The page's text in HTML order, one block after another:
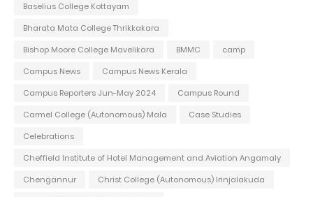
Baselius College Kottayam
Bharata Mata College Thrikkakara
Bishop Moore College Mavelikara
BMMC
camp
Campus News
Campus News Kerala
Campus Reporters Jun-May 2024
Campus Round
Carmel College (Autonomous) Mala
Case Studies
Celebrations
Cheffield Institute of Hotel Management and Aviation Angamaly
Chengannur
Christ College (Autonomous) Irinjalakuda